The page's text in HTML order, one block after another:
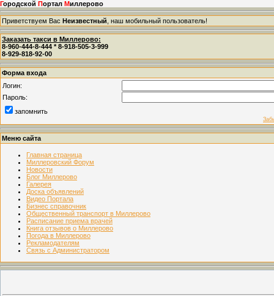
Городской Портал Миллерово
Приветствуем Вас Неизвестный , наш мобильный пользователь!
Заказать такси в Миллерово:
8-960-444-8-444 * 8-918-505-3-999
8-929-818-92-00
Форма входа
Логин:
Пароль:
запомнить
Меню сайта
Главная страница
Миллеровский Форум
Новости
Блог Миллерово
Галерея
Доска объявлений
Видео Портала
Бизнес справочник
Общественный транспорт в Миллерово
Расписание приема врачей
Книга отзывов о Миллерово
Погода в Миллерово
Рекламодателям
Связь с Администратором